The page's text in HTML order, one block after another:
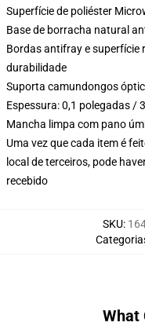
Superfície de poliéster
Base de borracha natural
Bordas antifray e superfície
durabilidade
Suporta camundongos
Espessura: 0,1 polegadas /
Mancha limpa com pano
Uma vez que cada item é
local de terceiros, pode
recebido
SKU:
What